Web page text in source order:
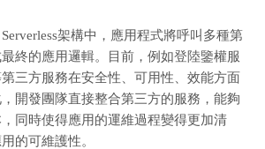
架構中，應用程式將呼叫多種第
終的應用邏輯。目前，例如登陸鑒權服
三方服務在安全性、可用性、效能方面
開發團隊直接整合第三方的服務，能夠
同時使得應用的運維過程變得更加清
的可維護性。